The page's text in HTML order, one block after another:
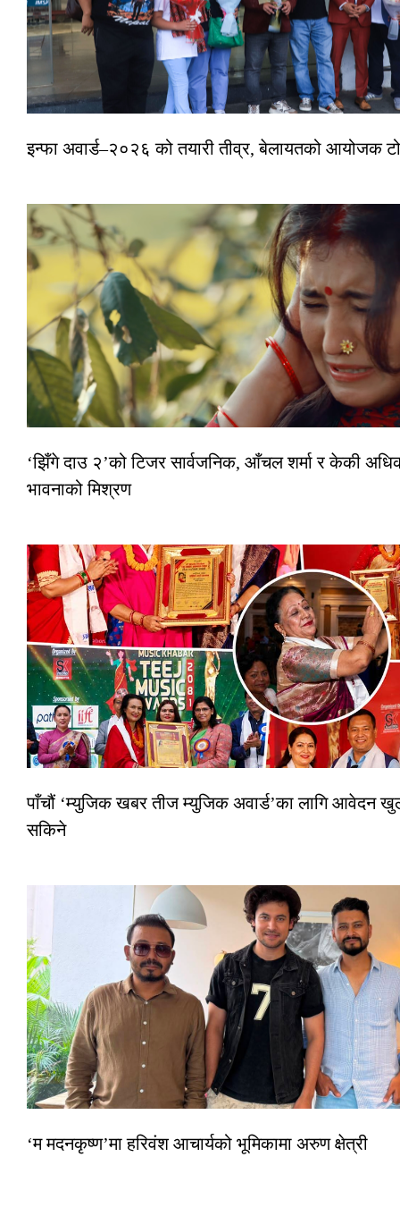
इन्फा अवार्ड–२०२६ को तयारी तीव्र, बेलायतको आयोजक
‘झिँगे दाउ २’को टिजर सार्वजनिक, आँचल शर्मा र केकी
भावनाको मिश्रण
पाँचौं ‘म्युजिक खबर तीज म्युजिक अवार्ड’का लागि आवेदन
सकिने
‘म मदनकृष्ण’मा हरिवंश आचार्यको भूमिकामा अरुण क्षेत्री